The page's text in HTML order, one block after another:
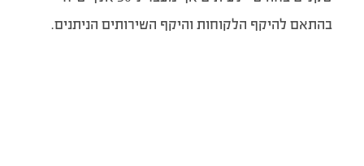
בהתאם להיקף הלקוחות והיקף השירותים הניתנים.